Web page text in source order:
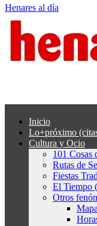
Henares al día
Inicio
Lo+próximo
Cultura y Ocio
101 Cosas
Rutas de
Fiestas
El Tiempo
Otros